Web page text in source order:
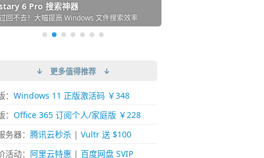
必备的下载神器
的 Windows 平台下载工具
6 Pro 搜索神器
回不去！大幅提高 Windows 文件搜索效率
桌面图标自动整理/美化神器
必备！图标再多桌面也不再凌乱！
Desktop 虚拟机
上流畅运行 Windows (支持 M 芯片)
下载网络视频的神器 (Mac)
下视频，超简单好用！谁用谁知道
- 极简好用的 Markdown 编辑器
写作体验！跨平台支持 Win / Mac
↓ 更多值得推荐 ↓
Windows 11 正版激活码 ￥348
Office 365 订阅个人/家庭版 ￥228
务器： 腾讯云秒杀| Vultr 送 $100
活动： 阿里云特惠 | 百度网盘 SVIP